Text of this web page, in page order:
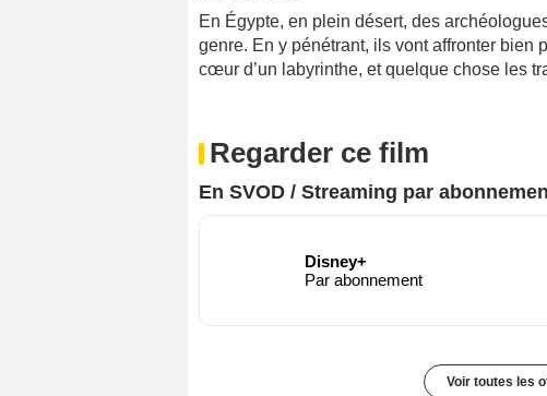
En Égypte, en plein désert, des
genre. En y pénétrant, ils vont affronter bien
cœur d’un labyrinthe, et quelque chose les
Regarder ce film
En SVOD / Streaming par
Disney+
Par abonnement
Voir toutes les